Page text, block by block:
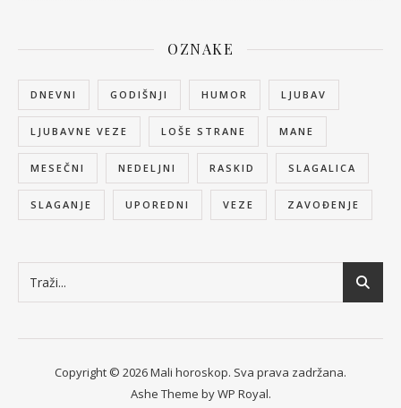
OZNAKE
DNEVNI GODIŠNJI HUMOR LJUBAV
LJUBAVNE VEZE LOŠE STRANE MANE
MESEČNI NEDELJNI RASKID SLAGALICA
SLAGANJE UPOREDNI VEZE ZAVOĐENJE
Copyright © 2026 Mali horoskop. Sva prava zadržana.
Ashe Theme byWP Royal.